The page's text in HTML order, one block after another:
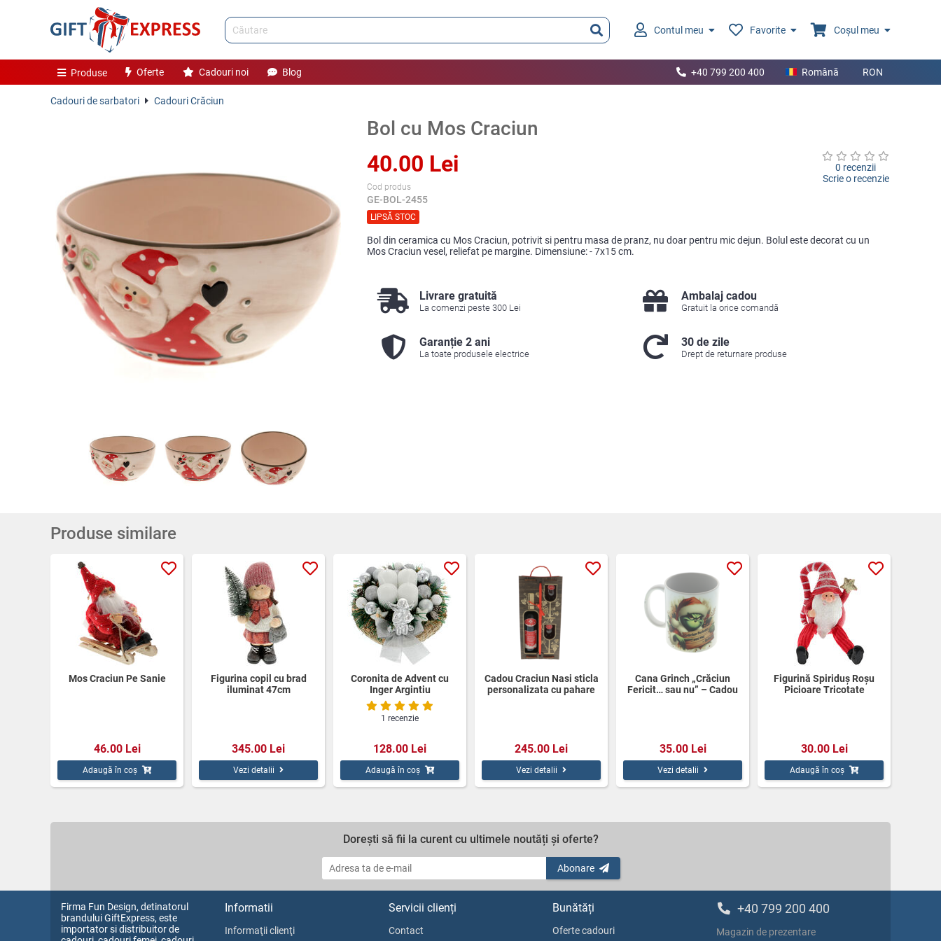
Contul meu Favorite Coșul meu
Produse Oferte Cadouri noi Blog +40 799 200 400 Română RON
Cadouri de sarbatori Cadouri Crăciun
Bol cu Mos Craciun
40.00 Lei
Cod produs
GE-BOL-2455
LIPSĂ STOC
0 recenzii
Scrie o recenzie
Bol din ceramica cu Mos Craciun, potrivit si pentru masa de pranz, nu doar pentru mic dejun. Bolul este decorat cu un
Mos Craciun vesel, reliefat pe margine. Dimensiune: - 7x15 cm.
Livrare gratuită
La comenzi peste 300 Lei
Ambalaj cadou
Gratuit la orice comandă
Garanție 2 ani
La toate produsele electrice
30 de zile
Drept de returnare produse
Produse similare
Mos Craciun Pe Sanie
46.00 Lei
Adaugă în coș
Figurina copil cu brad
iluminat 47cm
345.00 Lei
Vezi detalii
Coronita de Advent cu
Inger Argintiu
1 recenzie
128.00 Lei
Adaugă în coș
Cadou Craciun Nasi sticla
personalizata cu pahare
245.00 Lei
Vezi detalii
Cana Grinch „Crăciun
Fericit… sau nu” – Cadou
35.00 Lei
Vezi detalii
Figurină Spiriduș Roșu
Picioare Tricotate
30.00 Lei
Adaugă în coș
Dorești să fii la curent cu ultimele noutăți și oferte?
Abonare
Firma Fun Design, detinatorul
brandului GiftExpress, este
importator si distribuitor de
Informatii
Informaţii clienţi
Servicii clienți
Contact
Bunătăți
Oferte cadouri
+40 799 200 400
Magazin de prezentare